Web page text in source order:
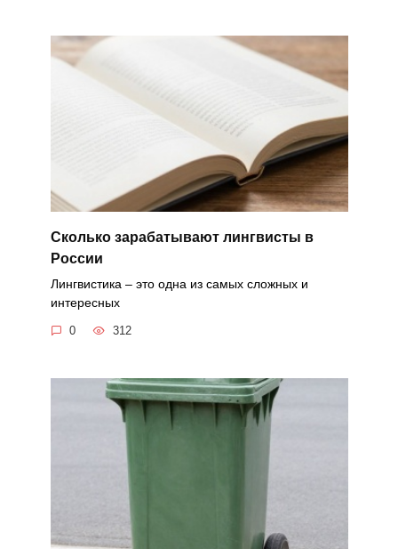
Сколько зарабатывают лингвисты в
России
Лингвистика – это одна из самых сложных и
интересных
0 312